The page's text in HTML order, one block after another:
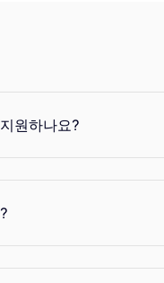
원하나요?